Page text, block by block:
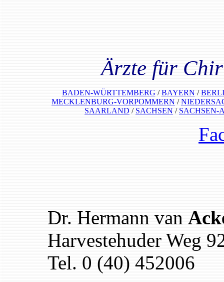
Ärzte für
BADEN-WÜRTTEMBERG /BAYERN /
MECKLENBURG-VORPOMMERN /
SAARLAND / SACHSEN / SACHSEN-
Dr. Hermann van
Harvestehuder Weg
Tel. 0 (40) 452006